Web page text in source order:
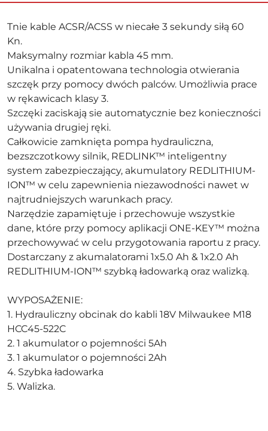
Tnie kable ACSR/ACSS w niecałe 3 sekundy siłą 60
Kn.
Maksymalny rozmiar kabla 45 mm.
Unikalna i opatentowana technologia otwierania
szczęk przy pomocy dwóch palców. Umożliwia prace
w rękawicach klasy 3.
Szczęki zaciskają sie automatycznie bez konieczności
używania drugiej ręki.
Całkowicie zamknięta pompa hydrauliczna,
bezszczotkowy silnik, REDLINK™ inteligentny
system zabezpieczający, akumulatory REDLITHIUM-
ION™ w celu zapewnienia niezawodności nawet w
najtrudniejszych warunkach pracy.
Narzędzie zapamiętuje i przechowuje wszystkie
dane, które przy pomocy aplikacji ONE-KEY™ można
przechowywać w celu przygotowania raportu z pracy.
Dostarczany z akumalatorami 1x5.0 Ah & 1x2.0 Ah
REDLITHIUM-ION™ szybką ładowarką oraz walizką.
WYPOSAŻENIE:
1. Hydrauliczny obcinak do kabli 18V Milwaukee M18
HCC45-522C
2. 1 akumulator o pojemności 5Ah
3. 1 akumulator o pojemności 2Ah
4. Szybka ładowarka
5. Walizka.